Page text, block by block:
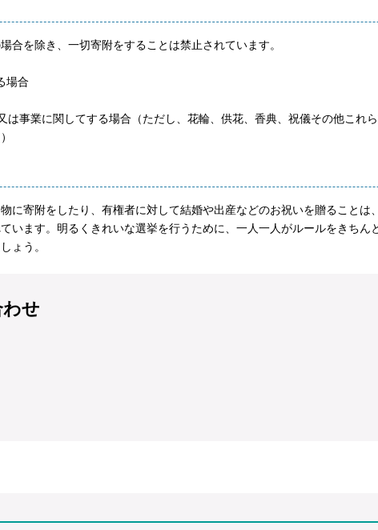
合を除き、一切寄附をすることは禁止されています。
場合
事業に関してする場合（ただし、花輪、供花、香典、祝儀その他これ
に寄附をしたり、有権者に対して結婚や出産などのお祝いを贈ることは
います。明るくきれいな選挙を行うために、一人一人がルールをきちん
ょう。
せ